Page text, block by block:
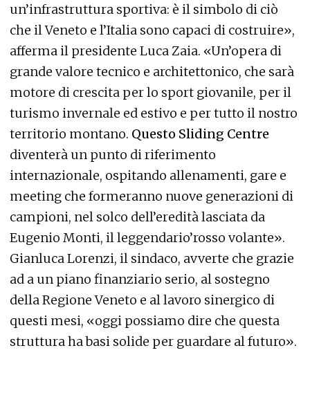
un’infrastruttura sportiva: è il simbolo di ciò
che il Veneto e l’Italia sono capaci di costruire»,
afferma il presidente Luca Zaia. «Un’opera di
grande valore tecnico e architettonico, che sarà
motore di crescita per lo sport giovanile, per il
turismo invernale ed estivo e per tutto il nostro
territorio montano. Questo Sliding Centre
diventerà un punto di riferimento
internazionale, ospitando allenamenti, gare e
meeting che formeranno nuove generazioni di
campioni, nel solco dell’eredità lasciata da
Eugenio Monti, il leggendario’rosso volante».
Gianluca Lorenzi, il sindaco, avverte che grazie
ad a un piano finanziario serio, al sostegno
della Regione Veneto e al lavoro sinergico di
questi mesi, «oggi possiamo dire che questa
struttura ha basi solide per guardare al futuro».